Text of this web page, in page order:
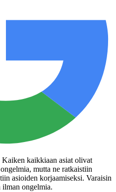
kaikkiaan asiat olivat
mutta ne ratkaistiin
asioiden korjaamiseksi. Varaisin
ilman ongelmia.